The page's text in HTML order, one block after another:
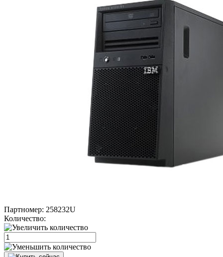
Партномер: 258232U
Количество: